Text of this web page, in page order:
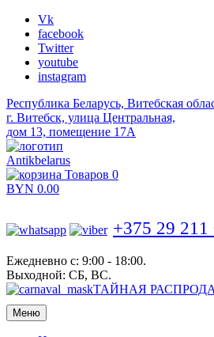
Vk
facebook
Twitter
youtube
instagram
Республика Беларусь, Витебская
г. Витебск, улица Центральная,
дом 13, помещение 17А
Antikbelarus
Товаров 0
BYN 0.00
+375 29 211
Ежедневно с: 9:00 - 18:00.
Выходной: СБ, ВС.
ТАЙНАЯ
Меню